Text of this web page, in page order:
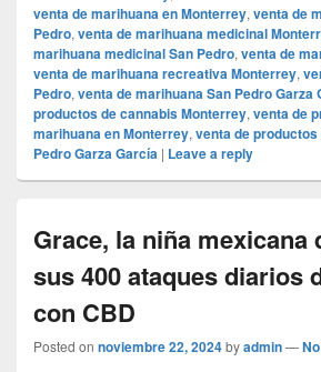
venta de marihuana en Monterrey, venta de
Pedro, venta de marihuana medicinal
marihuana medicinal San Pedro, venta de
venta de marihuana recreativa Monterrey,
Pedro, venta de marihuana San Pedro Garza
productos de cannabis Monterrey, venta de
marihuana en Monterrey, venta de
Pedro Garza García | Leave a reply
Grace, la niña mexicana
sus 400 ataques diarios
con CBD
Posted on noviembre 22, 2024byadmin—